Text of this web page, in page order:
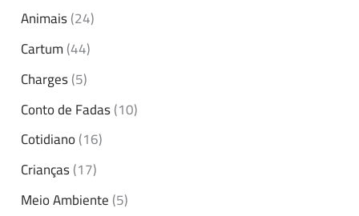
Animais(24)
Cartum(44)
Charges(5)
Conto de Fadas(10)
Cotidiano(16)
Crianças(17)
Meio Ambiente(5)